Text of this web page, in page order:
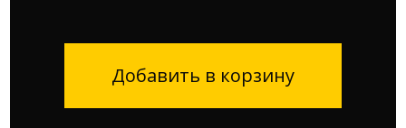
Добавить в корзину